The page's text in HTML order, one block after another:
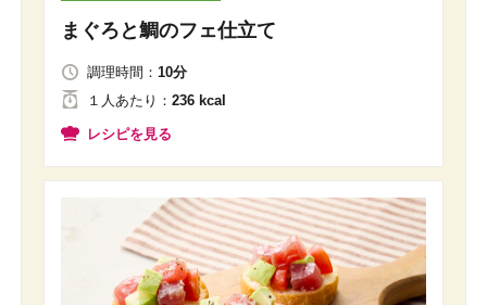
まぐろと鯛のフェ仕立て
調理時間： 10分
１人あたり ： 236 kcal
レシピを見る